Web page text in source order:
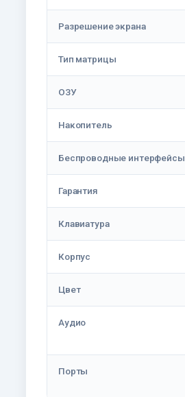
Разрешение экрана
Тип матрицы
ОЗУ
Накопитель
Беспроводные интерфейсы
Гарантия
Клавиатура
Корпус
Цвет
Аудио
Порты